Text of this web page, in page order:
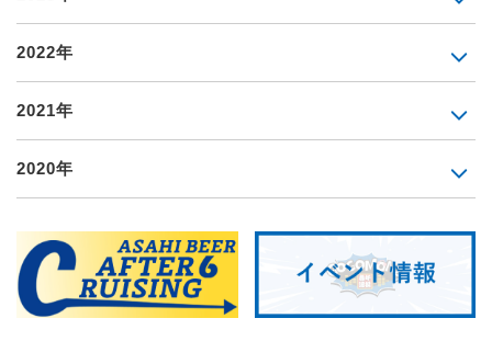
2022年
2021年
2020年